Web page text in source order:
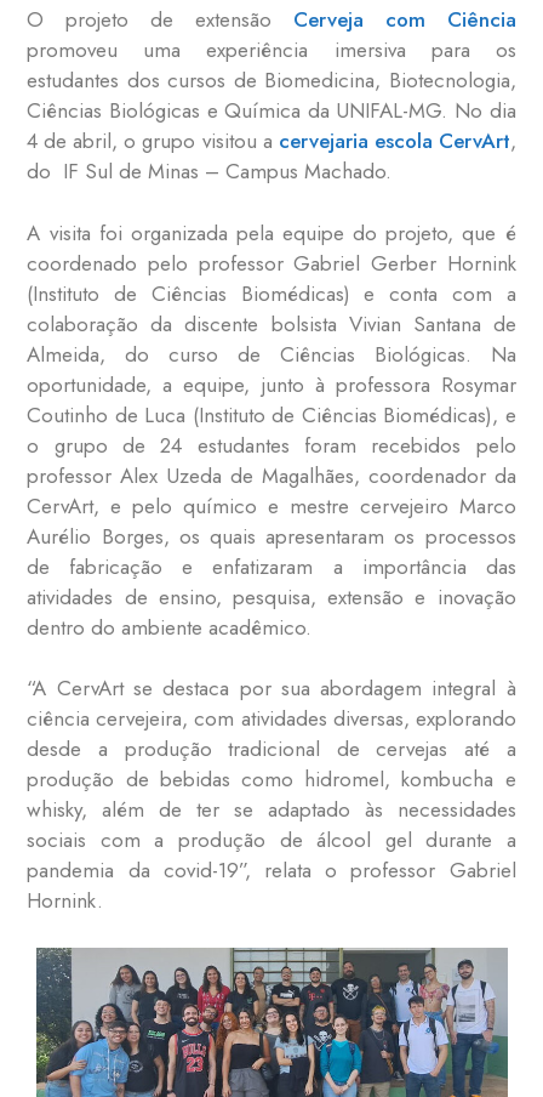
O projeto de extensão Cerveja com Ciência
promoveu uma experiência imersiva para os
estudantes dos cursos de Biomedicina, Biotecnologia,
Ciências Biológicas e Química da UNIFAL-MG. No dia
4 de abril, o grupo visitou a cervejaria escola CervArt,
do IF Sul de Minas – Campus Machado.
A visita foi organizada pela equipe do projeto, que é
coordenado pelo professor Gabriel Gerber Hornink
(Instituto de Ciências Biomédicas) e conta com a
colaboração da discente bolsista Vivian Santana de
Almeida, do curso de Ciências Biológicas. Na
oportunidade, a equipe, junto à professora Rosymar
Coutinho de Luca (Instituto de Ciências Biomédicas), e
o grupo de 24 estudantes foram recebidos pelo
professor Alex Uzeda de Magalhães, coordenador da
CervArt, e pelo químico e mestre cervejeiro Marco
Aurélio Borges, os quais apresentaram os processos
de fabricação e enfatizaram a importância das
atividades de ensino, pesquisa, extensão e inovação
dentro do ambiente acadêmico.
“A CervArt se destaca por sua abordagem integral à
ciência cervejeira, com atividades diversas, explorando
desde a produção tradicional de cervejas até a
produção de bebidas como hidromel, kombucha e
whisky, além de ter se adaptado às necessidades
sociais com a produção de álcool gel durante a
pandemia da covid-19”, relata o professor Gabriel
Hornink.